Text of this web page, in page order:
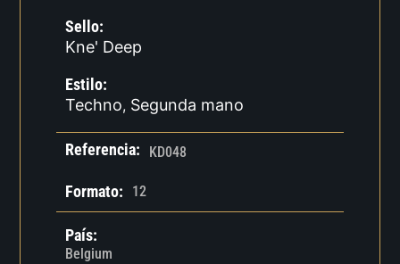
Sello:
Kne' Deep
Estilo:
Techno, Segunda mano
Referencia: KD048
Formato: 12
País:
Belgium